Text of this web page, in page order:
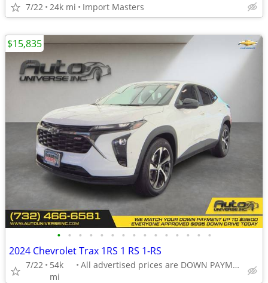
7/22 24k mi Import Masters
• • • • • • • • • • • • • • •
2024 Chevrolet Trax 1RS 1 RS 1-RS
7/22
54k
mi
All advertised prices are DOWN PAYMENTS
$15,835